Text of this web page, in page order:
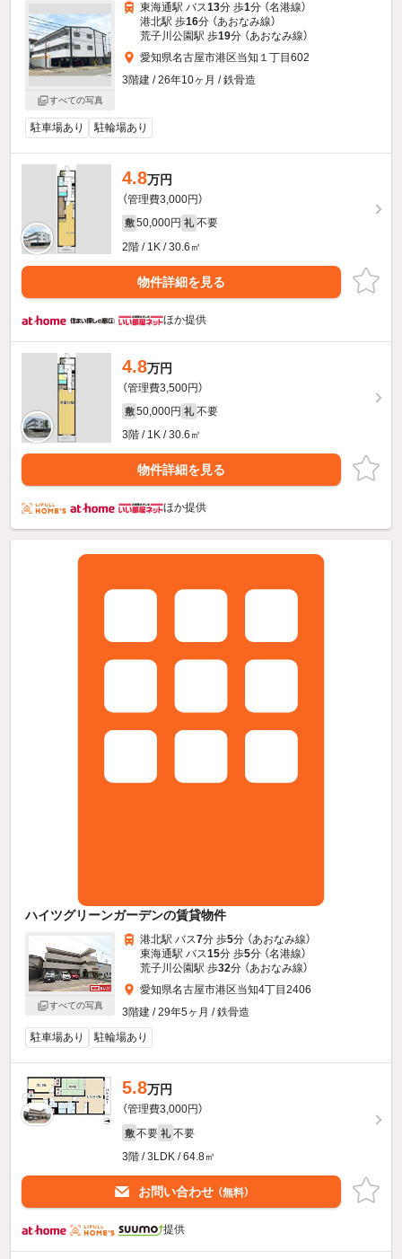
すべての写真
東海通駅 バス13分 歩1分 （名港線）
港北駅 歩16分 （あおなみ線）
荒子川公園駅 歩19分 （あおなみ線）
愛知県名古屋市港区当知１丁目602
3階建 / 26年10ヶ月 / 鉄骨造
駐車場あり 駐輪場あり
4.8万円
（管理費3,000円）
敷 50,000円 礼 不要
2階 / 1K / 30.6㎡
物件詳細を見る
ほか提供
4.8万円
（管理費3,500円）
敷 50,000円 礼 不要
3階 / 1K / 30.6㎡
物件詳細を見る
ほか提供
ハイツグリーンガーデンの賃貸物件
すべての写真
港北駅 バス7分 歩5分 （あおなみ線）
東海通駅 バス15分 歩5分 （名港線）
荒子川公園駅 歩32分 （あおなみ線）
愛知県名古屋市港区当知4丁目2406
3階建 / 29年5ヶ月 / 鉄骨造
駐車場あり
駐輪場あり
5.8万円
（管理費3,000円）
敷 不要 礼 不要
3階 / 3LDK / 64.8㎡
お問い合わせ （無料）
提供